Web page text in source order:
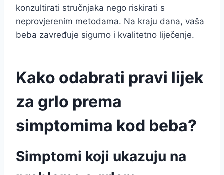
konzultirati stručnjaka nego riskirati s
neprovjerenim metodama. Na kraju dana, vaša
beba zavređuje sigurno i kvalitetno liječenje.
Kako odabrati pravi lijek
za grlo prema
simptomima kod beba?
Simptomi koji ukazuju na